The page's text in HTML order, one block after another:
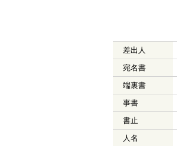
差出人
宛名書
端裏書
事書
書止
人名